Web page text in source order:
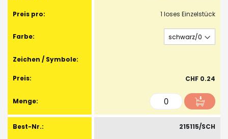
1 loses Einzelstück
CHF 0.24
215115/SCH